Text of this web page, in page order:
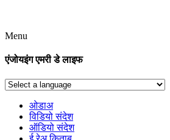
Menu
एंजोयइंग एमरी डे लाइफ
ओडाअ
विडियो संदेश
ऑडियो संदेश